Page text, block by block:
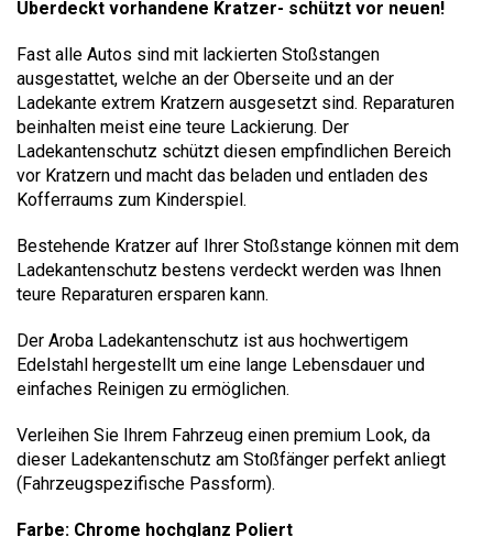
Überdeckt vorhandene Kratzer- schützt vor neuen!
Fast alle Autos sind mit lackierten Stoßstangen
ausgestattet, welche an der Oberseite und an der
Ladekante extrem Kratzern ausgesetzt sind. Reparaturen
beinhalten meist eine teure Lackierung. Der
Ladekantenschutz schützt diesen empfindlichen Bereich
vor Kratzern und macht das beladen und entladen des
Kofferraums zum Kinderspiel.
Bestehende Kratzer auf Ihrer Stoßstange können mit dem
Ladekantenschutz bestens verdeckt werden was Ihnen
teure Reparaturen ersparen kann.
Der Aroba Ladekantenschutz ist aus hochwertigem
Edelstahl hergestellt um eine lange Lebensdauer und
einfaches Reinigen zu ermöglichen.
Verleihen Sie Ihrem Fahrzeug einen premium Look, da
dieser Ladekantenschutz am Stoßfänger perfekt anliegt
(Fahrzeugspezifische Passform).
Farbe: Chrome hochglanz Poliert